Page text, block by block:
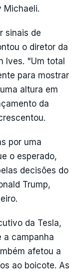
Michaeli.
sinais de
o diretor da
Ives. "Um total
para mostrar
altura em
da
por uma
o esperado,
decisões do
Trump,
da Tesla,
a campanha
afetou a
ao boicote. As